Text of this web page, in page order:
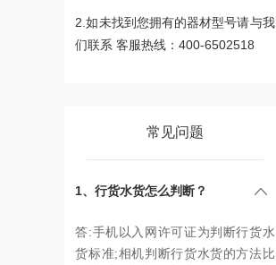
2.如未找到您拥有的器材型号请与我
们联系 客服热线：400-6502518
常见问题
1、行货水货怎么判断？
答:手机以入网许可证为判断行货水
货标准;相机判断行货水货的方法比